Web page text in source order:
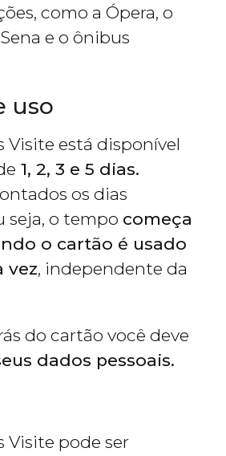
como a Ópera, o
e o ônibus
uso
Visite está disponível
1, 2, 3 e 5 dias.
os dias
seja, o tempo começa
o cartão é usado
vez, independente da
do cartão você deve
dados pessoais.
Visite pode ser